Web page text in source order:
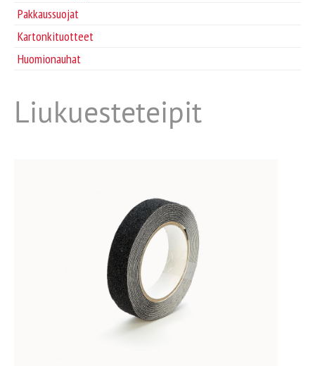
Tarvikkeet
Huomionauhat
Pakkaussuojat
Kartonkituotteet
Huomionauhat
Liukuesteteipit